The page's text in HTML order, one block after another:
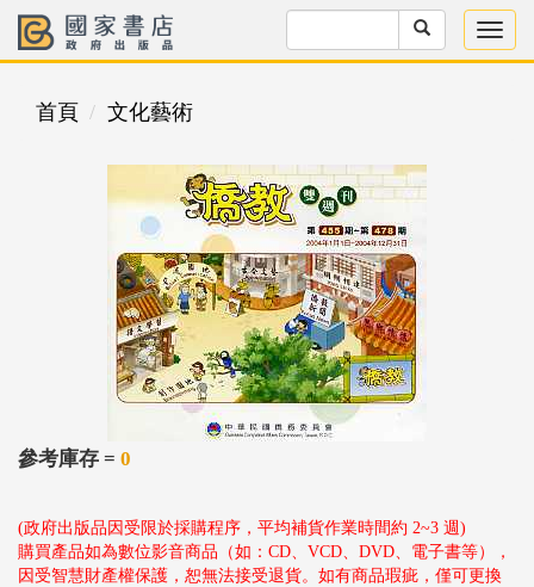
首頁 文化藝術
參考庫存 = 0
(政府出版品因受限於採購程序，平均補貨作業時間約 2~3 週)
購買產品如為數位影音商品（如：CD、VCD、DVD、電子書等），
因受智慧財產權保護，恕無法接受退貨。如有商品瑕疵，僅可更換